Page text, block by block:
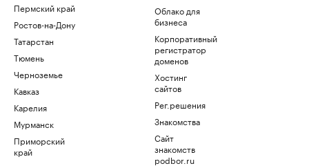
Пермский край
Ростов-на-Дону
Татарстан
Тюмень
Черноземье
Кавказ
Карелия
Мурманск
Приморский
край
Облако для
бизнеса
Корпоративный
регистратор
доменов
Хостинг
сайтов
Рег.решения
Знакомства
Сайт
знакомств
podbor.ru